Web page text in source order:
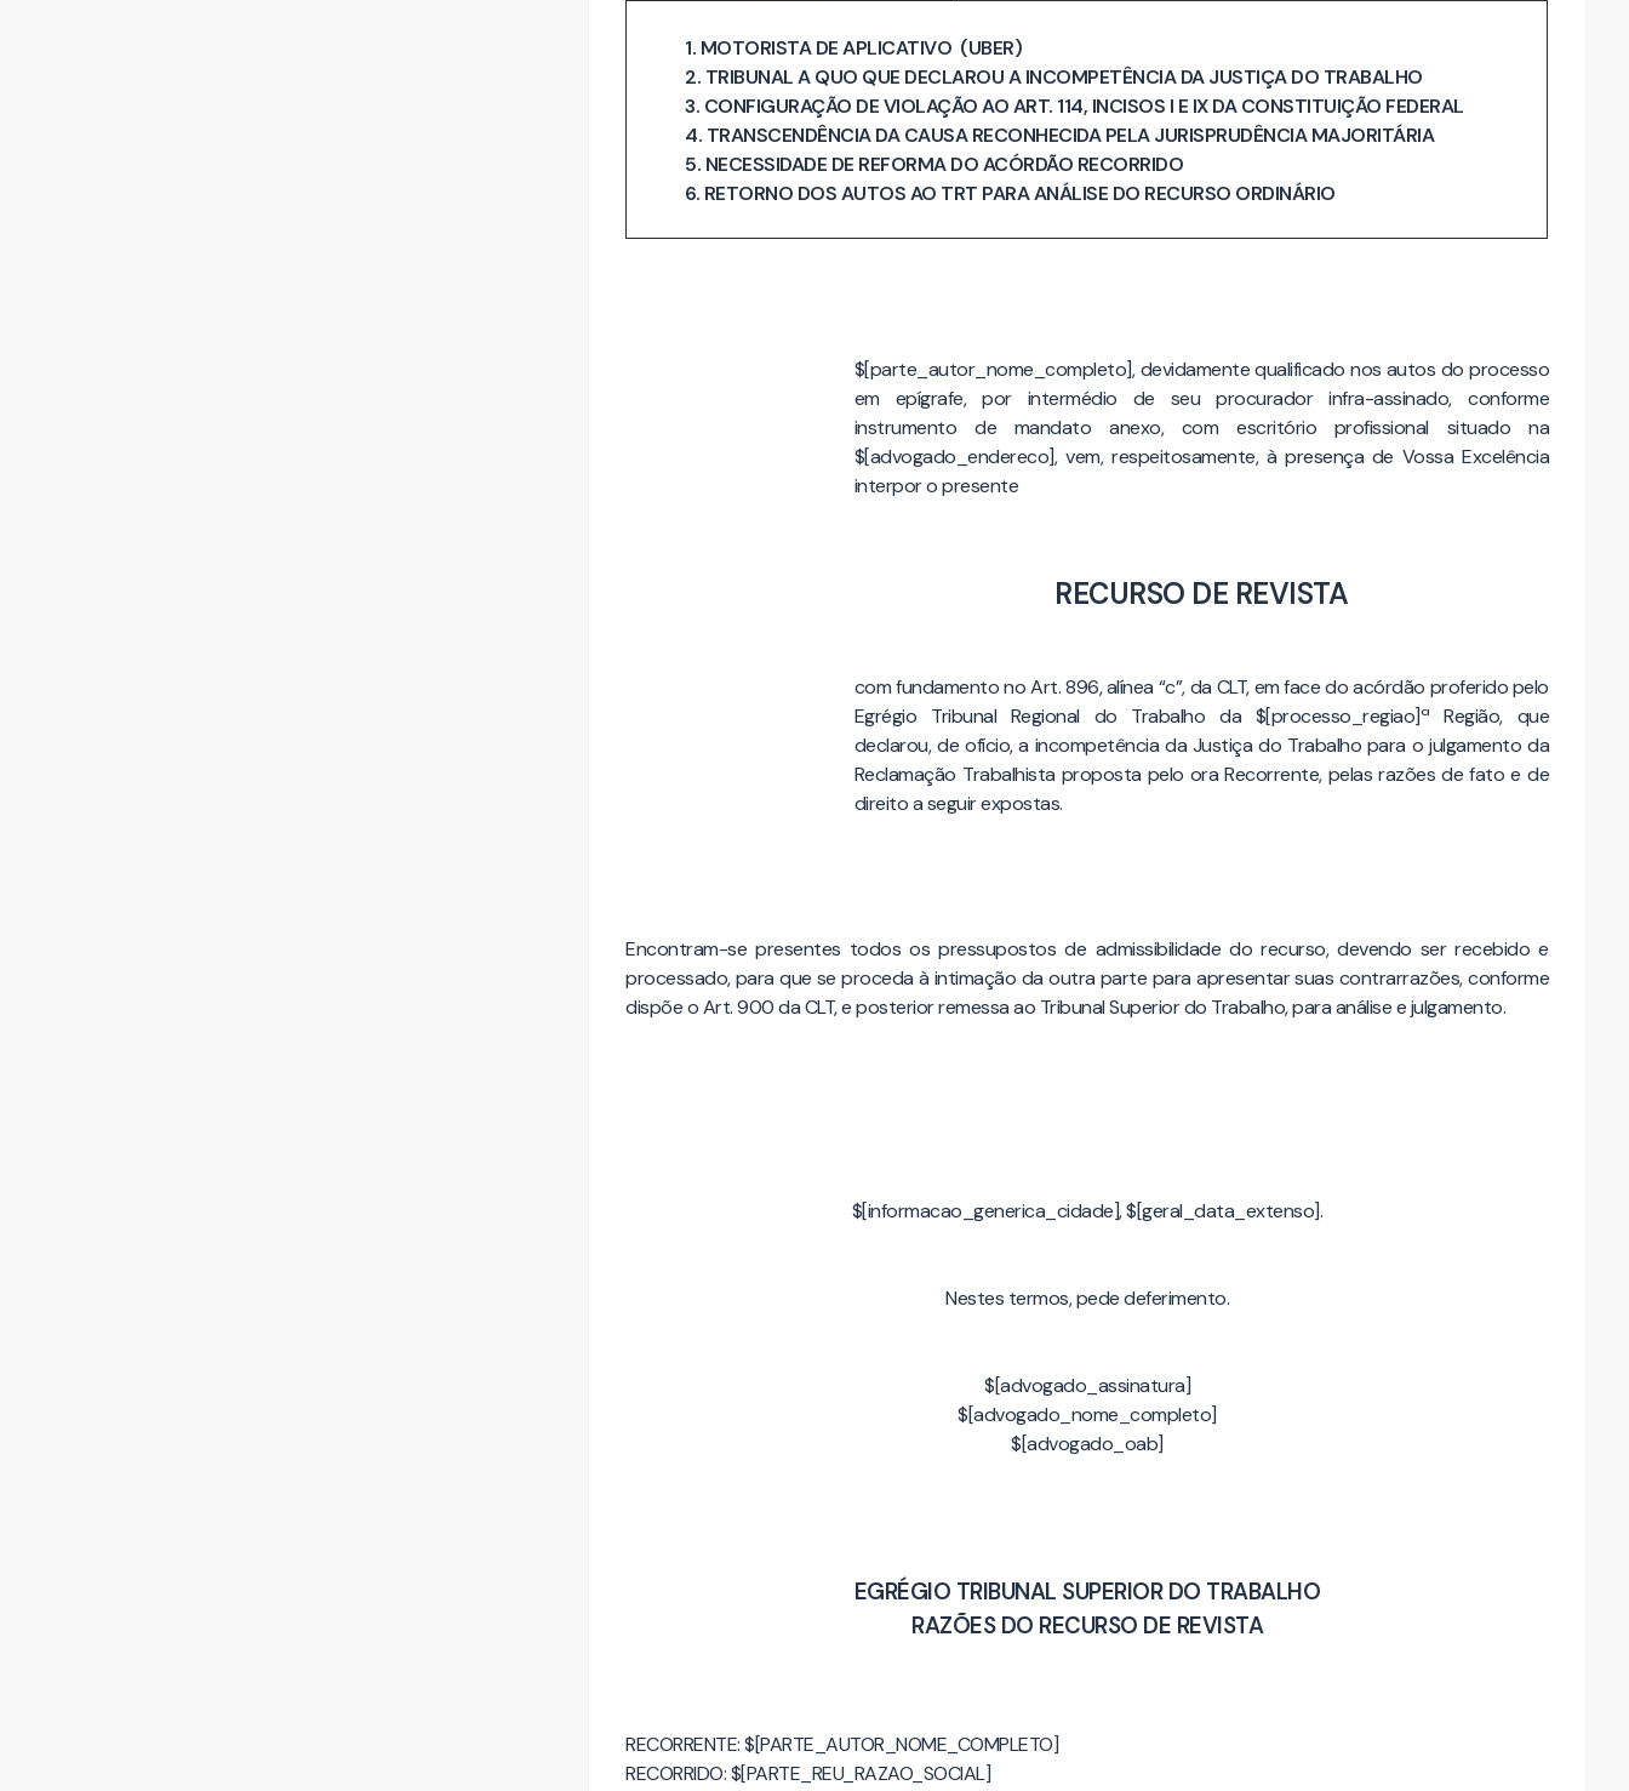
1. MOTORISTA DE APLICATIVO (UBER)
2. TRIBUNAL A QUO QUE DECLAROU A INCOMPETÊNCIA DA JUSTIÇA DO TRABALHO
3. CONFIGURAÇÃO DE VIOLAÇÃO AO ART. 114, INCISOS I E IX DA CONSTITUIÇÃO FEDERAL
4. TRANSCENDÊNCIA DA CAUSA RECONHECIDA PELA JURISPRUDÊNCIA MAJORITÁRIA
5. NECESSIDADE DE REFORMA DO ACÓRDÃO RECORRIDO
6. RETORNO DOS AUTOS AO TRT PARA ANÁLISE DO RECURSO ORDINÁRIO
$[parte_autor_nome_completo], devidamente qualificado nos autos do processo
em epígrafe, por intermédio de seu procurador infra-assinado, conforme
instrumento de mandato anexo, com escritório profissional situado na
$[advogado_endereco], vem, respeitosamente, à presença de Vossa Excelência
interpor o presente
RECURSO DE REVISTA
com fundamento no Art. 896, alínea “c”, da CLT, em face do acórdão proferido pelo
Egrégio Tribunal Regional do Trabalho da $[processo_regiao]ª Região, que
declarou, de ofício, a incompetência da Justiça do Trabalho para o julgamento da
Reclamação Trabalhista proposta pelo ora Recorrente, pelas razões de fato e de
direito a seguir expostas.
Encontram-se presentes todos os pressupostos de admissibilidade do recurso, devendo ser recebido e
processado, para que se proceda à intimação da outra parte para apresentar suas contrarrazões, conforme
dispõe o Art. 900 da CLT, e posterior remessa ao Tribunal Superior do Trabalho, para análise e julgamento.
$[informacao_generica_cidade], $[geral_data_extenso].
Nestes termos, pede deferimento.
$[advogado_assinatura]
$[advogado_nome_completo]
$[advogado_oab]
EGRÉGIO TRIBUNAL SUPERIOR DO TRABALHO
RAZÕES DO RECURSO DE REVISTA
RECORRENTE: $[PARTE_AUTOR_NOME_COMPLETO]
RECORRIDO: $[PARTE_REU_RAZAO_SOCIAL]